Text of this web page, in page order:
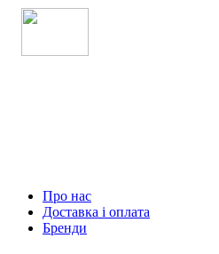
Про нас
Доставка і оплата
Бренди